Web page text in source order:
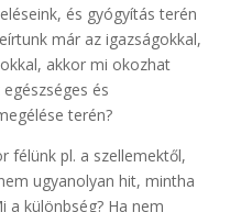
és gyógyítás terén
már az igazságokkal,
akkor mi okozhat
és
terén?
félünk pl. a szellemektől,
ugyanolyan hit, mintha
a különbség? Ha nem